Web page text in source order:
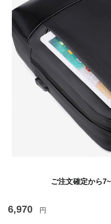
ご注文確定から
6,970 円